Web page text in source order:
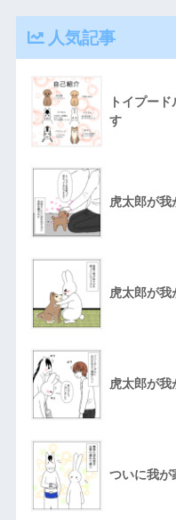
人気記事
トイプー
す
虎太郎が
虎太郎が
虎太郎が
ついに我